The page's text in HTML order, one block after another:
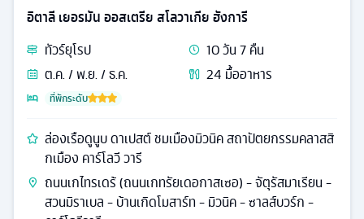
อิตาลี เยอรมัน ออสเตรีย สโลวาเกีย ฮังการี
ทัวร์ยุโรป 10วัน7คืน
ต.ค. / พ.ย. / ธ.ค.
24 มื้ออาหาร
ที่พักระดับ
ล่องเรือดูนูบ ดาเปสต์ ชมเมืองมิวนิค สถาปัตยกรรมคลาสสิ
กเมือง คาร์โลวี วารี
ถนนเกไทรเดร้ (ถนนเกทรัยเดอกาสเซอ) - จัตุรัสมาเรียน -
สวนมิราเบล - บ้านเกิดโมสาร์ท - มิวนิค - ซาลส์บวร์ก -